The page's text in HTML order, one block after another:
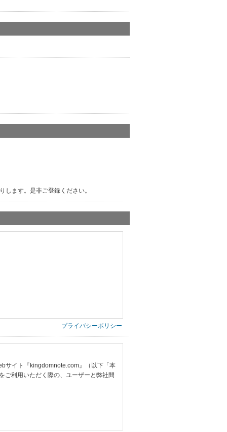
ます。是非ご登録ください。
供いただいた情報）
写し等）、および当該書類に含まれる
れる住所※、投稿時にご提供いただいた
プライバシーポリシー
サイト『kingdomnote.com』（以下「本
ご利用いただく際の、ユーザーと弊社間